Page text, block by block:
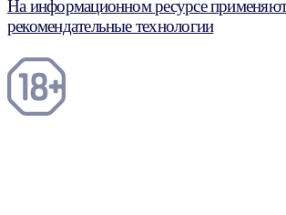
На информационном ресурсе
рекомендательные технологии